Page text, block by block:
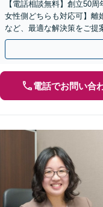
【電話相談無料】創立50
女性側どちらも対応可】離
など、最適な解決策をご提
書面作成をしたい方におす
電話でお問い合